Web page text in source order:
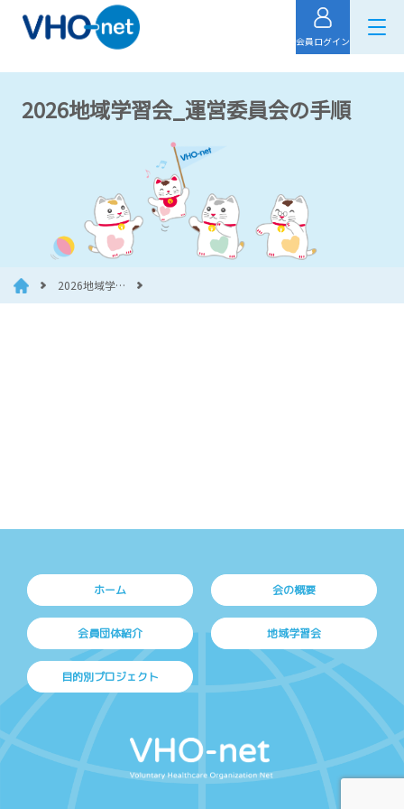
会員ログイン
2026地域学習会_運営委員会の手順
2026地域学…
ホーム 会の概要
会員団体紹介 地域学習会
目的別プロジェクト